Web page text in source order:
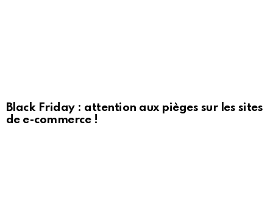
Black Friday : attention aux pièges sur les sites
de e-commerce !